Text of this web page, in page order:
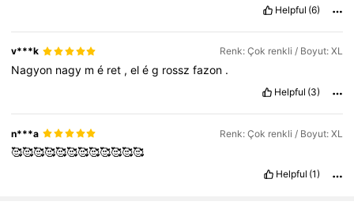
Helpful (6)
v***k Renk: Çok renkli / Boyut: XL
Nagyon nagy mé ret ,elég rosszfazon .
Helpful (3)
n***a Renk: Çok renkli / Boyut: XL
🥰🥰🥰🥰🥰🥰🥰🥰🥰🥰🥰🥰
Helpful (1)